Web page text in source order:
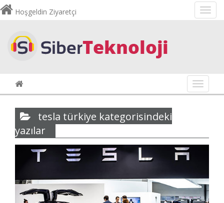
Hoşgeldin Ziyaretçi
tesla türkiye kategorisindeki
yazılar